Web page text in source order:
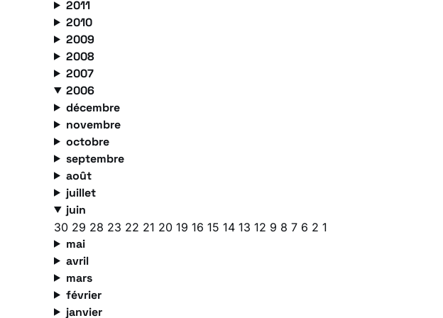
2011
2010
2009
2008
2007
2006
décembre
novembre
octobre
septembre
août
juillet
juin
30 29 28 23 22 21 20 19 16 15 14 13 12 9 8 7 6 2 1
mai
avril
mars
février
janvier